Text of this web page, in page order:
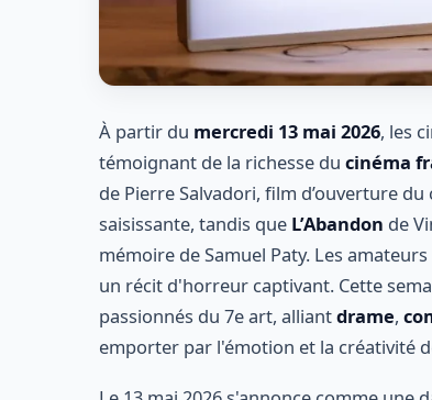
À partir du mercredi 13 mai 2026, les
témoignant de la richesse du cinéma
de Pierre Salvadori, film d’ouverture du
saisissante, tandis que L’Abandon de
mémoire de Samuel Paty. Les
un récit d'horreur captivant. Cette
passionnés du 7e art, alliantdrame,
emporter par l'émotion et la créativité